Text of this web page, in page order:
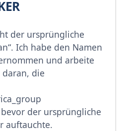
der ursprüngliche
Ich habe den Namen
und arbeite
daran, die
der ursprüngliche
auftauchte.